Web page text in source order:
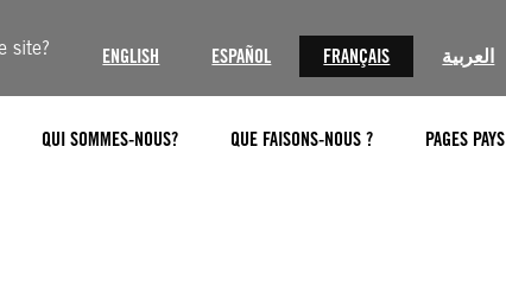
site? ENGLISH ESPAÑOL FRANÇAIS العربية
QUI SOMMES-NOUS? QUE FAISONS-NOUS ? PAGES PAYS